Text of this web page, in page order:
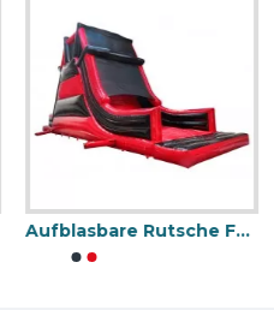
Aufblasbare Rutsche Für Erwachsene